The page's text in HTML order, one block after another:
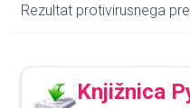
Rezultat protivirusnega
Knjižnica